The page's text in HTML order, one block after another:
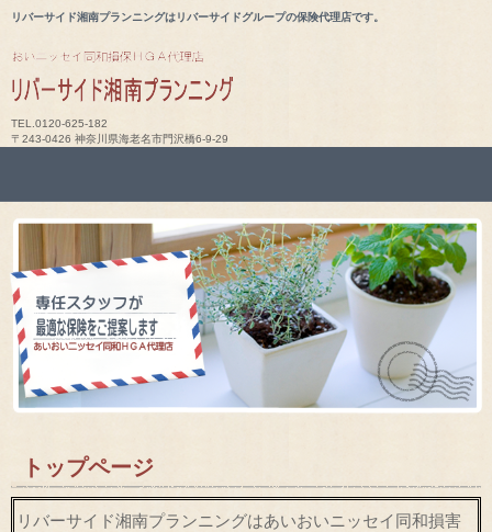
リバーサイド湘南プランニングはリバーサイドグループの保険代理店です。
TEL.0120-625-182
〒243-0426 神奈川県海老名市門沢橋6-9-29
トップページ
リバーサイド湘南プランニングはあいおいニッセイ同和損害